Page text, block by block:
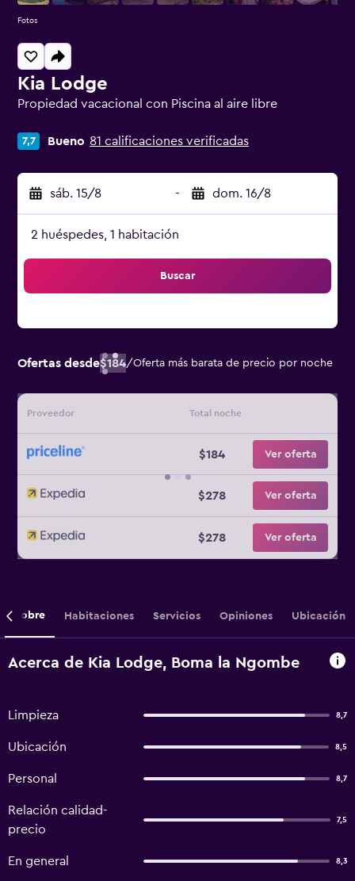
Kia Lodge
Propiedad vacacional con Piscina al aire libre
7,7 Bueno 81 calificaciones verificadas
sáb. 15/8 - dom. 16/8
2 huéspedes, 1 habitación
Buscar
Ofertas desde$184/Oferta más barata de precio por noche
Proveedor Total noche
$184 Ver oferta
$278 Ver oferta
$278 Ver oferta
Fotos
Sobre Habitaciones Servicios Opiniones Ubicación
Acerca de Kia Lodge, Boma la Ngombe
Limpieza 8,7
Ubicación 8,5
Personal 8,7
Relación calidad-
precio
7,5
En general 8,3